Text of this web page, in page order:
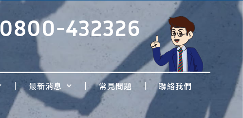
0800-432326
最新消息 常見問題 聯絡我們